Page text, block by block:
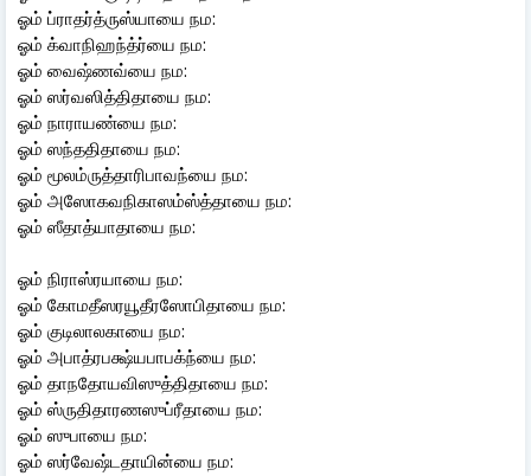
ஓம் ப்ராதர்த்ருஸ்யாயை நம:
ஓம் க்வாநிஹந்த்ர்யை நம:
ஓம் வைஷ்ணவ்யை நம:
ஓம் ஸர்வஸித்திதாயை நம:
ஓம் நாராயண்யை நம:
ஓம் ஸந்ததிதாயை நம:
ஓம் மூலம்ருத்தாரிபாவந்யை நம:
ஓம் அஸோகவநிகாஸம்ஸ்த்தாயை நம:
ஓம் ஸீதாத்யாதாயை நம:
ஓம் நிராஸ்ரயாயை நம:
ஓம் கோமதீஸரயூதீரஸோபிதாயை நம:
ஓம் குடிலாலகாயை நம:
ஓம் அபாத்ரபக்ஷ்யபாபக்ந்யை நம:
ஓம் தாநதோயவிஸுத்திதாயை நம:
ஓம் ஸ்ருதிதாரணஸுப்ரீதாயை நம:
ஓம் ஸுபாயை நம:
ஓம் ஸர்வேஷ்டதாயின்யை நம: